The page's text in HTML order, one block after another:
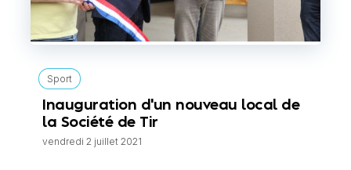
Sport
Inauguration d'un nouveau local de
la Société de Tir
vendredi 2 juillet 2021